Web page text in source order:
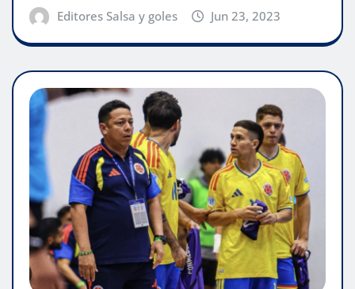
Editores Salsa y goles Jun 23, 2023